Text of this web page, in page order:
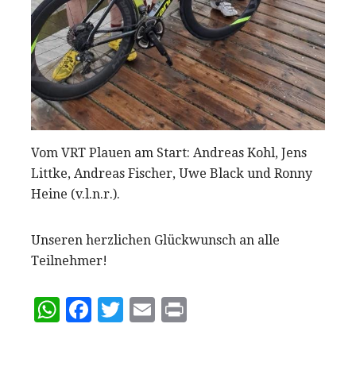
Vom VRT Plauen am Start: Andreas Kohl, Jens
Littke, Andreas Fischer, Uwe Black und Ronny
Heine (v.l.n.r.).
Unseren herzlichen Glückwunsch an alle
Teilnehmer!
W F
T
E